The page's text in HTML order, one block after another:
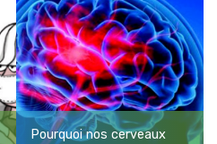
Pourquoi nos cerveaux